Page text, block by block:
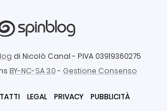
di Nicolò Canal - P.IVA 03919360275
BY-NC-SA 3.0- Gestione Consenso
LEGAL PRIVACY PUBBLICITÀ